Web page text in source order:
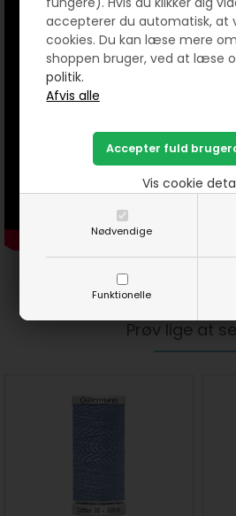
accepterer du automatisk, at
cookies. Du kan læse mere
shoppen bruger, ved at læse
politik.
Nødvendige
Funktionelle
Vis cookie
Prøv lige at